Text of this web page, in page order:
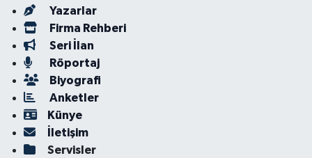
Yazarlar
Firma Rehberi
Seri İlan
Röportaj
Biyografi
Anketler
Künye
İletişim
Servisler